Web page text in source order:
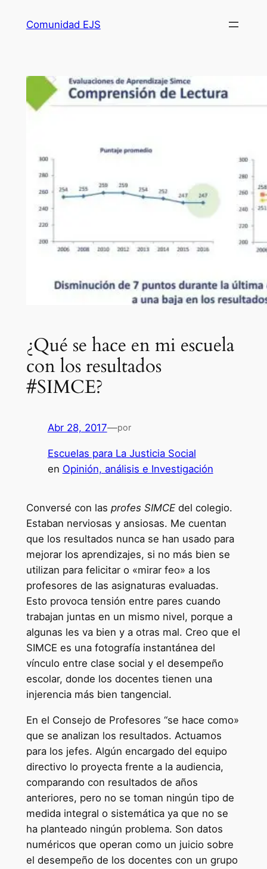
Comunidad EJS
¿Qué se hace en mi escuela
con los resultados
#SIMCE?
Abr 28, 2017—por
Escuelas para La Justicia Social
en Opinión, análisis e Investigación
Conversé con las profes SIMCEdel colegio.
Estaban nerviosas y ansiosas. Me cuentan
que los resultados nunca se han usado para
mejorar los aprendizajes, si no más bien se
utilizan para felicitar o «mirar feo» a los
profesores de las asignaturas evaluadas.
Esto provoca tensión entre pares cuando
trabajan juntas en un mismo nivel, porque a
algunas les va bien y a otras mal. Creo que el
SIMCE es una fotografía instantánea del
vínculo entre clase social y el desempeño
escolar, donde los docentes tienen una
injerencia más bien tangencial.
En el Consejo de Profesores “se hace como»
que se analizan los resultados. Actuamos
para los jefes. Algún encargado del equipo
directivo lo proyecta frente a la audiencia,
comparando con resultados de años
anteriores, pero no se toman ningún tipo de
medida integral o sistemática ya que no se
ha planteado ningún problema. Son datos
numéricos que operan como un juicio sobre
el desempeño de los docentes con un grupo